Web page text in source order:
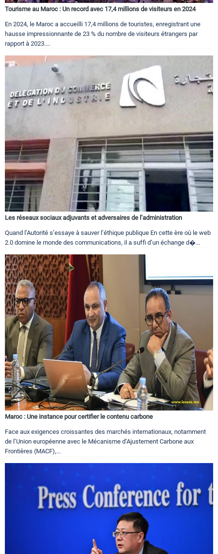
Tourisme au Maroc : Un record avec 17,4 millions de visiteurs en 2024
En 2024, le Maroc a accueilli 17,4 millions de touristes, enregistrant une
hausse impressionnante de 23 % du nombre de visiteurs étrangers par
rapport à 2023....
Les réseaux sociaux adjuvants et adversaires de l’administration
Quand l’Autorité s’essaye à sauver l’éthique publique En cette ère où le web
2.0 domine le monde des communications, il a suffi d’un échange d�...
Maroc : Une instance pour certifier le contenu carbone
Face aux exigences croissantes des marchés internationaux, notamment
de l’Union européenne avec le Mécanisme d’Ajustement Carbone aux
Frontières (MACF),...